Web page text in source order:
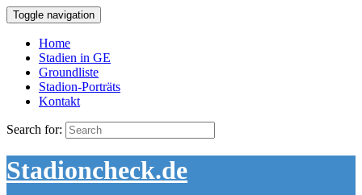
Toggle navigation
Home
Stadien in GE
Groundliste
Stadion-Porträts
Kontakt
Search for:
Stadioncheck.de